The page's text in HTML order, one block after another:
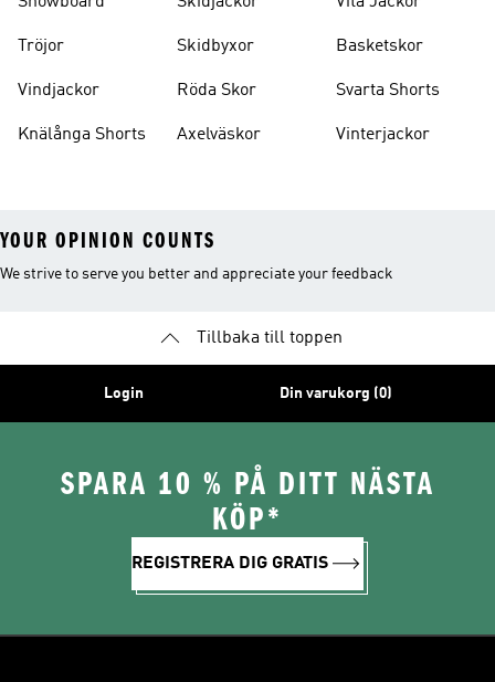
Tröjor
Vindjackor
Knälånga Shorts
Skidbyxor
Röda Skor
Axelväskor
Basketskor
Svarta Shorts
Vinterjackor
YOUR OPINION COUNTS
We strive to serve you better and appreciate your feedback
Tillbaka till toppen
Login Din varukorg (0)
SPARA 10 % PÅ DITT NÄSTA
KÖP*
REGISTRERA DIG GRATIS